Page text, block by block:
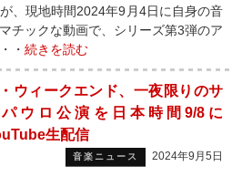
、現地時間2024年9月4日に自身の音
チックな動画で、シリーズ第3弾のア
・ 続きを読む
ウィークエンド、一夜限りのサ
パウロ公演を日本時間9/8に
生配信
音楽ニュース 2024年9月5日